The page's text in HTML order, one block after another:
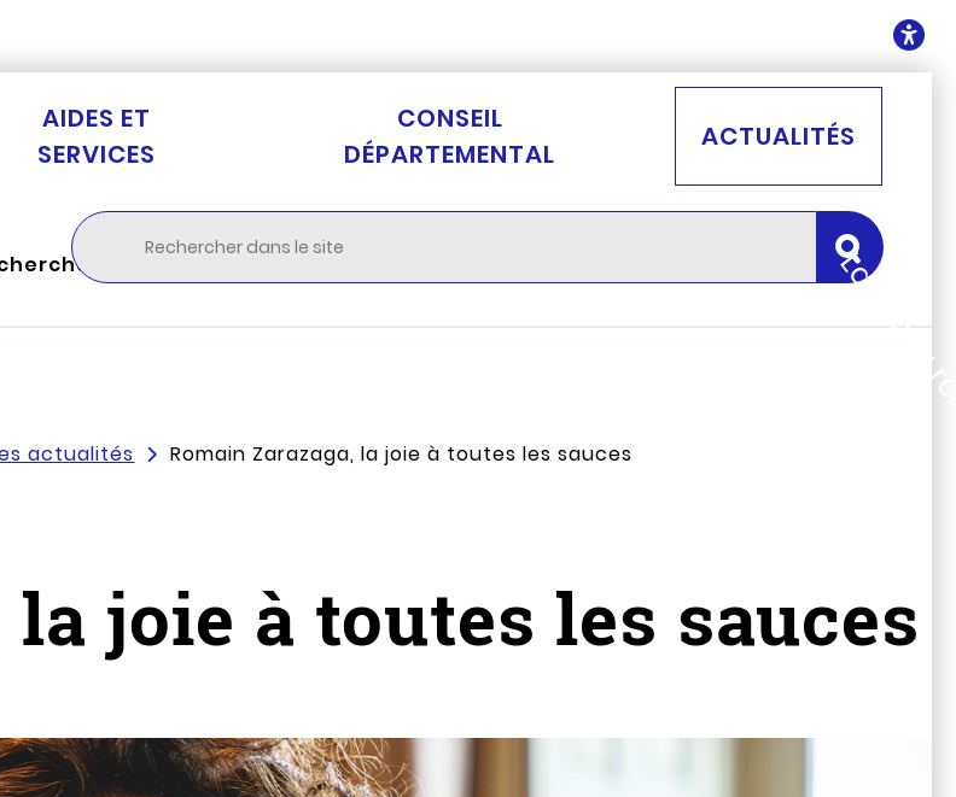
AIDES ET
SERVICES
CONSEIL
DÉPARTEMENTAL
ACTUALITÉS
actualités Romain Zarazaga, la joie à toutes les sauces
joie à toutes les sauces